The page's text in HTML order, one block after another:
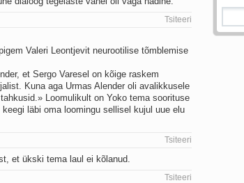
Tsiteeri
Valeri Leontjevit neurootilise tõmblemise
et Sergo Varesel on kõige raskem
Kuna aga Urmas Alender oli avalikkusele
Loomulikult on Yoko tema soorituse
läbi oma loomingu sellisel kujul uue elu
Tsiteeri
et ükski tema laul ei kõlanud.
Tsiteeri